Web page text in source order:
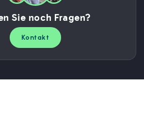
Sie noch Fragen?
Kontakt